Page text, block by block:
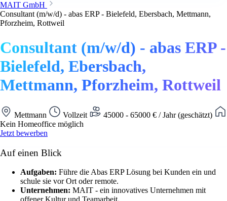
MAIT GmbH
Consultant (m/w/d) - abas ERP - Bielefeld, Ebersbach, Mettmann,
Pforzheim, Rottweil
Consultant (m/w/d) - abas ERP -
Bielefeld, Ebersbach,
Mettmann, Pforzheim, Rottweil
Mettmann Vollzeit
45000 - 65000 € / Jahr (geschätzt)
Kein Homeoffice möglich
Jetzt bewerben
Auf einen Blick
Aufgaben: Führe die Abas ERP Lösung bei Kunden ein und
schule sie vor Ort oder remote.
Unternehmen: MAIT - ein innovatives Unternehmen mit